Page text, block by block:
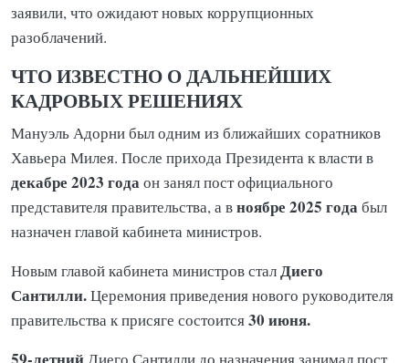
заявили, что ожидают новых коррупционных
разоблачений.
ЧТО ИЗВЕСТНО О ДАЛЬНЕЙШИХ
КАДРОВЫХ РЕШЕНИЯХ
Мануэль Адорни был одним из ближайших соратников
Хавьера Милея. После прихода Президента к власти в
декабре 2023 годаон занял пост официального
представителя правительства, а вноябре 2025 годабыл
назначен главой кабинета министров.
Новым главой кабинета министров сталДиего
Сантилли.Церемония приведения нового руководителя
правительства к присяге состоится30 июня.
Диего Сантилли до назначения занимал пост